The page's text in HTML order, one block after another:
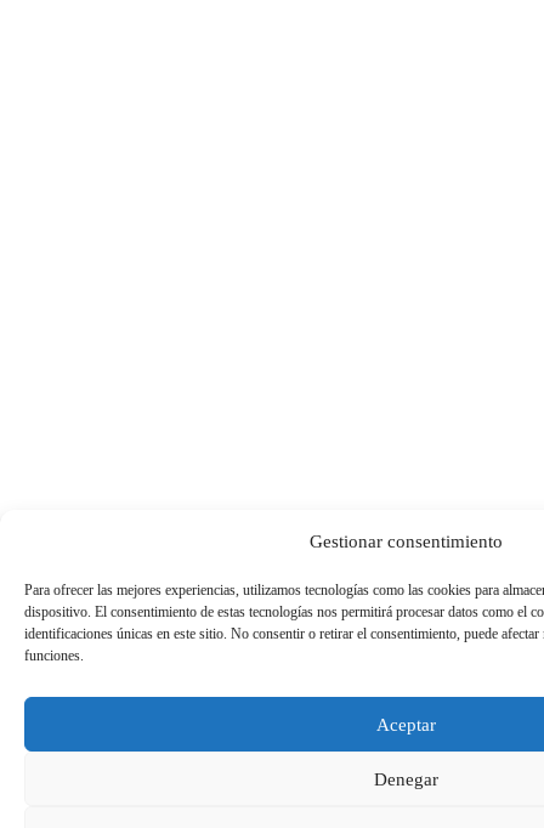
Gestionar consentimiento
Para ofrecer las mejores experiencias, utilizamos tecnologías como las cookies para
dispositivo. El consentimiento de estas tecnologías nos permitirá procesar datos como el
identificaciones únicas en este sitio. No consentir o retirar el consentimiento, puede afectar
funciones.
Aceptar
Denegar